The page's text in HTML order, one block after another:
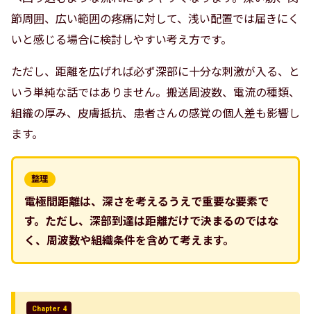
節周囲、広い範囲の疼痛に対して、浅い配置では届きにく
いと感じる場合に検討しやすい考え方です。
ただし、距離を広げれば必ず深部に十分な刺激が入る、と
いう単純な話ではありません。搬送周波数、電流の種類、
組織の厚み、皮膚抵抗、患者さんの感覚の個人差も影響し
ます。
整理
電極間距離は、深さを考えるうえで重要な要素で
す。ただし、深部到達は距離だけで決まるのではな
く、周波数や組織条件を含めて考えます。
Chapter 4